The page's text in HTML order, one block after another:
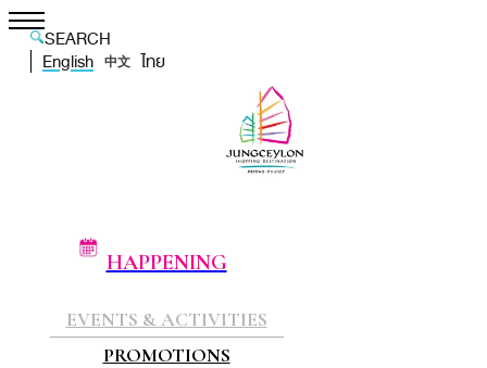
SEARCH
English
中文 ไทย
HAPPENING
EVENTS & ACTIVITIES
PROMOTIONS